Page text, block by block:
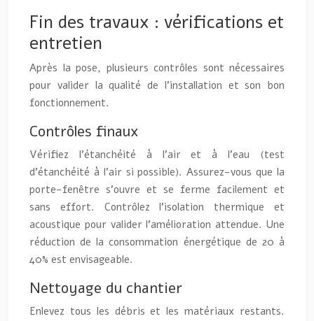
Fin des travaux : vérifications et
entretien
Après la pose, plusieurs contrôles sont nécessaires
pour valider la qualité de l’installation et son bon
fonctionnement.
Contrôles finaux
Vérifiez l’étanchéité à l’air et à l’eau (test
d’étanchéité à l’air si possible). Assurez-vous que la
porte-fenêtre s’ouvre et se ferme facilement et
sans effort. Contrôlez l’isolation thermique et
acoustique pour valider l’amélioration attendue. Une
réduction de la consommation énergétique de 20 à
40% est envisageable.
Nettoyage du chantier
Enlevez tous les débris et les matériaux restants.